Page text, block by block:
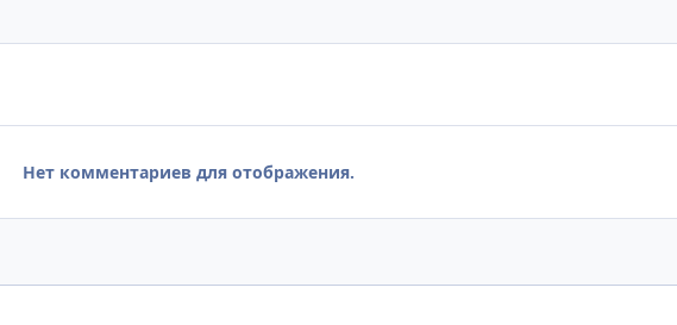
Нет комментариев для отображения.